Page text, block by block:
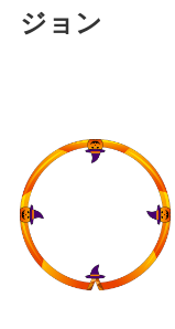
ジョン